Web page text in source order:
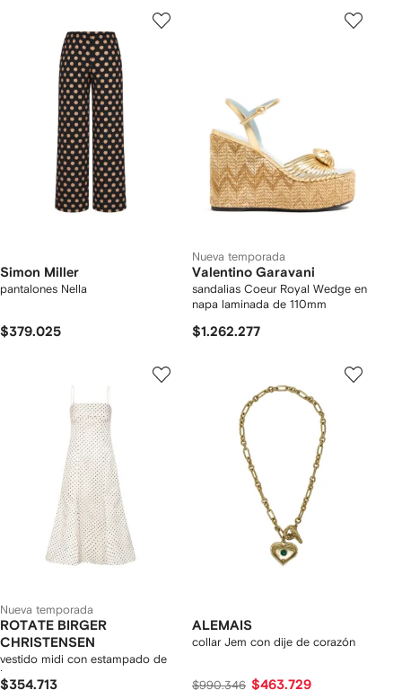
Simon Miller
pantalones Nella
$379.025
Nueva temporada
Valentino Garavani
sandalias Coeur Royal Wedge en
napa laminada de 110mm
$1.262.277
Nueva temporada
ROTATE BIRGER
CHRISTENSEN
vestido midi con estampado de
lunares
$354.713
ALEMAIS
collar Jem con dije de corazón
$990.346 $463.729